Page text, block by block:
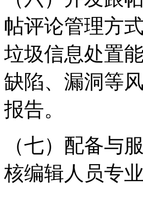
帖评论管理方
垃圾信息处置
缺陷、漏洞等
报告。
（七）配备与
核编辑人员专业